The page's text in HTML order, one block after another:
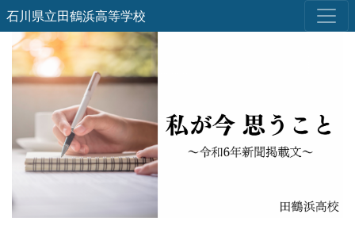
石川県立田鶴浜高等学校